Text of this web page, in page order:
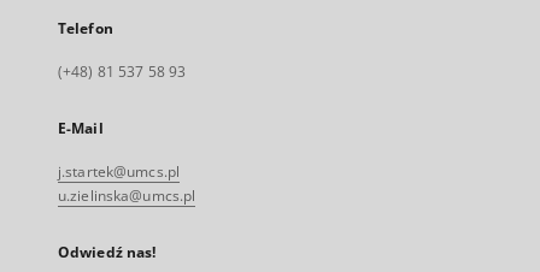
Telefon
(+48) 81 537 58 93
E-Mail
j.startek@umcs.pl
u.zielinska@umcs.pl
Odwiedź nas!